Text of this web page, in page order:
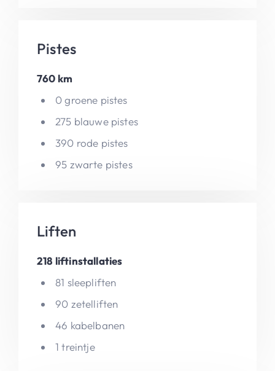
Pistes
760 km
0 groene pistes
275 blauwe pistes
390 rode pistes
95 zwarte pistes
Liften
218 liftinstallaties
81 sleepliften
90 zetelliften
46 kabelbanen
1 treintje